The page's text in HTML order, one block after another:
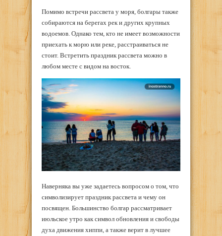
Помимо встречи рассвета у моря, болгары также
собираются на берегах рек и других крупных
водоемов. Однако тем, кто не имеет возможности
приехать к морю или реке, расстраиваться не
стоит. Встретить праздник рассвета можно в
любом месте с видом на восток.
Наверняка вы уже задаетесь вопросом о том, что
символизирует праздник рассвета и чему он
посвящен. Большинство болгар рассматривает
июльское утро как символ обновления и свободы
духа движения хиппи, а также верит в лучшее